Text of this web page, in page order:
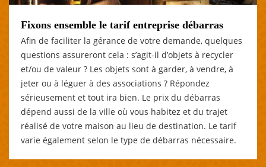
Fixons ensemble le tarif entreprise débarras
Afin de faciliter la gérance de votre demande, quelques
questions assureront cela : s’agit-il d’objets à recycler
et/ou de valeur ? Les objets sont à garder, à vendre, à
jeter ou à léguer à des associations ? Répondez
sérieusement et tout ira bien. Le prix du débarras
dépend aussi de la ville où vous habitez et du trajet
réalisé de votre maison au lieu de destination. Le tarif
varie également selon le type de débarras nécessaire.